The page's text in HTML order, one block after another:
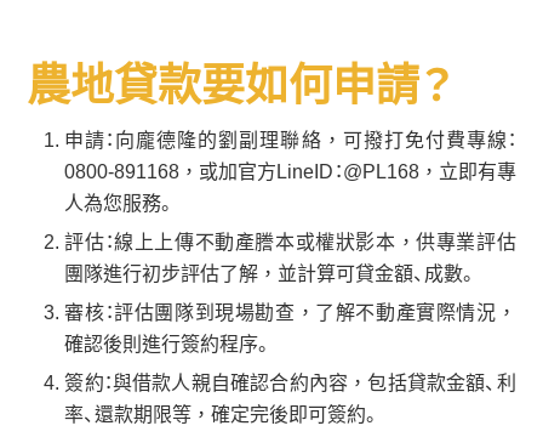
農地貸款要如何申請？
申請：向龐德隆的劉副理聯絡，可撥打免付費專線：
0800-891168，或加官方LineID：@PL168，立即有專
人為您服務。
評估：線上上傳不動產謄本或權狀影本，供專業評估
團隊進行初步評估了解，並計算可貸金額、成數。
審核：評估團隊到現場勘查，了解不動產實際情況，
確認後則進行簽約程序。
簽約：與借款人親自確認合約內容，包括貸款金額、利
率、還款期限等，確定完後即可簽約。